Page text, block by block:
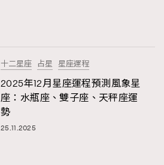
十二星座 占星 星座運程
2025年12月星座運程預測風象星
座：水瓶座、雙子座、天秤座運
勢
25.11.2025